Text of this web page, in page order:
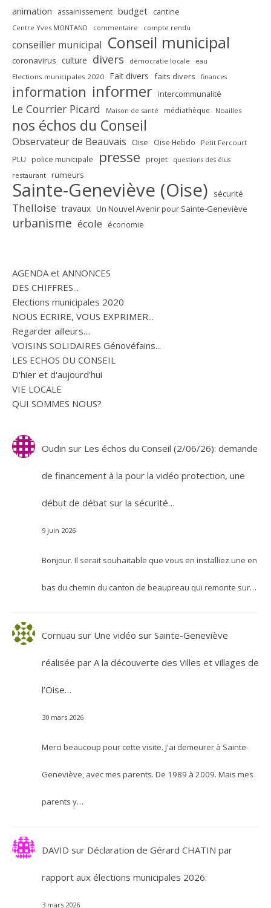
animation assainissement budget cantine
Centre Yves MONTAND commentaire compte rendu
conseiller municipal Conseil municipal
coronavirus culture divers démocratie locale eau
Elections municipales 2020 Fait divers faits divers finances
information informer intercommunalité
Le Courrier Picard Maison de santé médiathèque Noailles
nos échos du Conseil
Observateur de Beauvais Oise Oise Hebdo Petit Fercourt
PLU police municipale presse projet questions des élus
restaurant rumeurs
Sainte-Geneviève (Oise) sécurité
Thelloise travaux Un Nouvel Avenir pour Sainte-Geneviève
urbanisme école économie
AGENDA et ANNONCES
DES CHIFFRES...
Elections municipales 2020
NOUS ECRIRE, VOUS EXPRIMER...
Regarder ailleurs....
VOISINS SOLIDAIRES Génovéfains...
LES ECHOS DU CONSEIL
D'hier et d'aujourd'hui
VIE LOCALE
QUI SOMMES NOUS?
Oudin sur Les échos du Conseil (2/06/26): demande
de financement à la pour la vidéo protection, une
début de débat sur la sécurité…
9 juin 2026
Bonjour. Il serait souhaitable que vous en installiez une en
bas du chemin du canton de beaupreau qui remonte sur…
Cornuau sur Une vidéo sur Sainte-Geneviève
réalisée par A la découverte des Villes et villages de
l’Oise…
30 mars 2026
Merci beaucoup pour cette visite. J'ai demeurer à Sainte-
Geneviève, avec mes parents. De 1989 à 2009. Mais mes
parents y…
DAVID sur Déclaration de Gérard CHATIN par
rapport aux élections municipales 2026:
3 mars 2026